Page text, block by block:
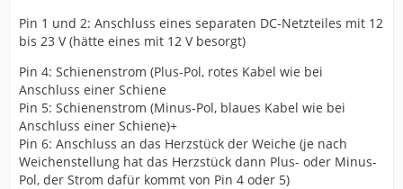
Pin 1 und 2: Anschluss eines separaten DC-Netzteiles mit 12
bis 23 V (hätte eines mit 12 V besorgt)
Pin 4: Schienenstrom (Plus-Pol, rotes Kabel wie bei
Anschluss einer Schiene
Pin 5: Schienenstrom (Minus-Pol, blaues Kabel wie bei
Anschluss einer Schiene)+
Pin 6: Anschluss an das Herzstück der Weiche (je nach
Weichenstellung hat das Herzstück dann Plus- oder Minus-
Pol, der Strom dafür kommt von Pin 4 oder 5)